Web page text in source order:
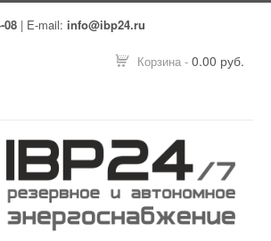
08 | E-mail: info@ibp24.ru
Корзина - 0.00 руб.